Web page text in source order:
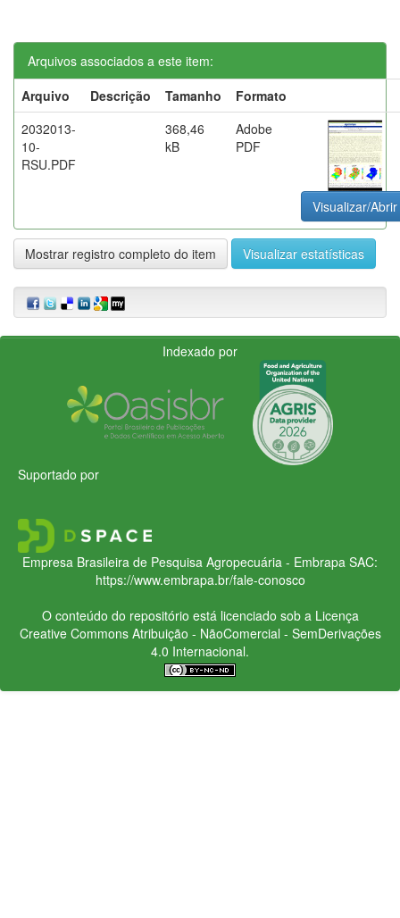
Arquivos associados a este item:
Arquivo
Descrição Tamanho
Formato
2032013-
10-
RSU.PDF
368,46
kB
Adobe
PDF
Visualizar/Abrir
Mostrar registro completo do item Visualizar estatísticas
Indexado por
Suportado por
Empresa Brasileira de Pesquisa Agropecuária - Embrapa SAC:
https://www.embrapa.br/fale-conosco
O conteúdo do repositório está licenciado sob a Licença
Creative CommonsAtribuição - NãoComercial - SemDerivações
4.0 Internacional.